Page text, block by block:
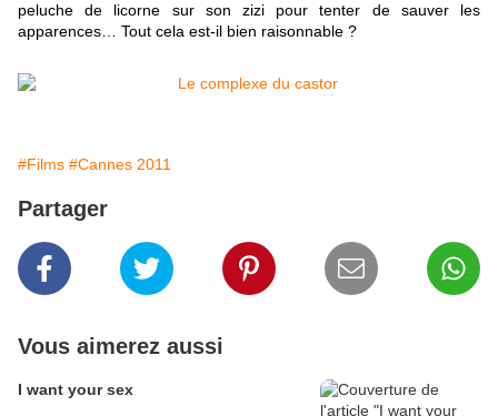
peluche de licorne sur son zizi pour tenter de sauver les
apparences… Tout cela est-il bien raisonnable ?
#Films #Cannes 2011
Partager
Vous aimerez aussi
I want your sex